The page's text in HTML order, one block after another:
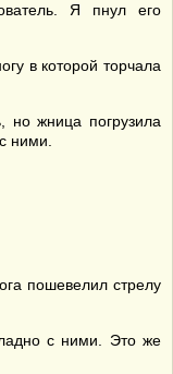
Я пнул его
в которой торчала
жница погрузила
ними.
пошевелил стрелу
с ними. Это же